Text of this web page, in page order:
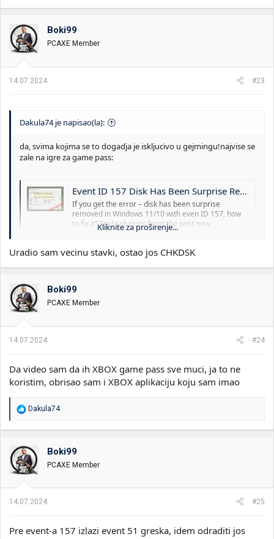
Boki99
PCAXE Member
14.07.2024. #23
Dakula74 je napisao(la):
da, svima kojima se to dogadja je iskljucivo u gejmingu!najvise se
zale na igre za game pass:
Event ID 157 Disk Has Been Surprise Removed – Fix It Now - MiniTool
If you get the error – disk has been surprise
removed in Windows 11/10 with even ID 157, how
to fix it? Find solutions from the post now.
www.minitool.com
Kliknite za proširenje...
Uradio sam vecinu stavki, ostao jos CHKDSK
Boki99
PCAXE Member
14.07.2024. #24
Da video sam da ih XBOX game pass sve muci, ja to ne
koristim, obrisao sam i XBOX aplikaciju koju sam imao
R
o
v
a
n
:
Dakula74
Boki99
PCAXE Member
14.07.2024. #25
Pre event-a 157 izlazi event 51 greska, idem odraditi jos